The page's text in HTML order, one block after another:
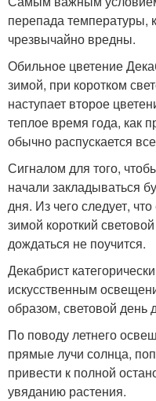
перепада температуры,
чрезвычайно вредны.
Обильное цветение
зимой, при коротком
наступает второе
теплое время года, как
обычно распускается
Сигналом для того,
начали закладываться
дня. Из чего следует,
зимой короткий
дождаться не поучится.
Декабрист
искусственным
образом, световой
По поводу летнего
прямые лучи солнца,
привести к полной
увяданию растения.